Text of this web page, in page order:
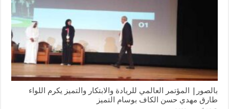
بالصور| المؤتمر العالمي للريادة والابتكار والتميز يكرم اللواء
طارق مهدي حسن الكاف بوسام التميز